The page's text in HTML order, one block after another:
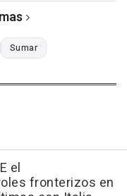
Sumar
el
fronterizos en